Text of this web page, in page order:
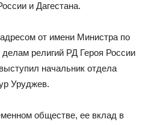
и Дагестана.
от имени Министра по
религий РД Героя России
начальник отдела
Уруджев.
обществе, ее вклад в